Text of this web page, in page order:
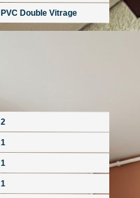
PVC Double Vitrage
2
1
1
1